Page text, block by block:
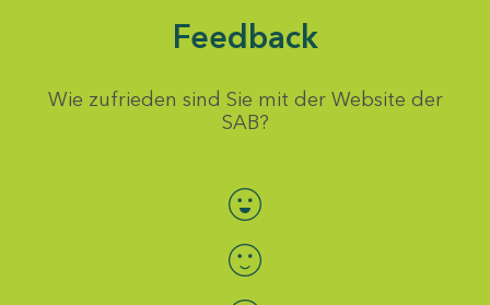
Feedback
Wie zufrieden sind Sie mit der Website der
SAB?
Bewertung auswählen